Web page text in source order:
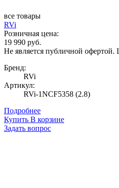
все товары
RVi
Розничная цена:
19 990 руб.
Не является публичной офертой.
Бренд:
RVi
Артикул:
RVi-1NCF5358 (2.8)
Подробнее
Купить В корзине
Задать вопрос